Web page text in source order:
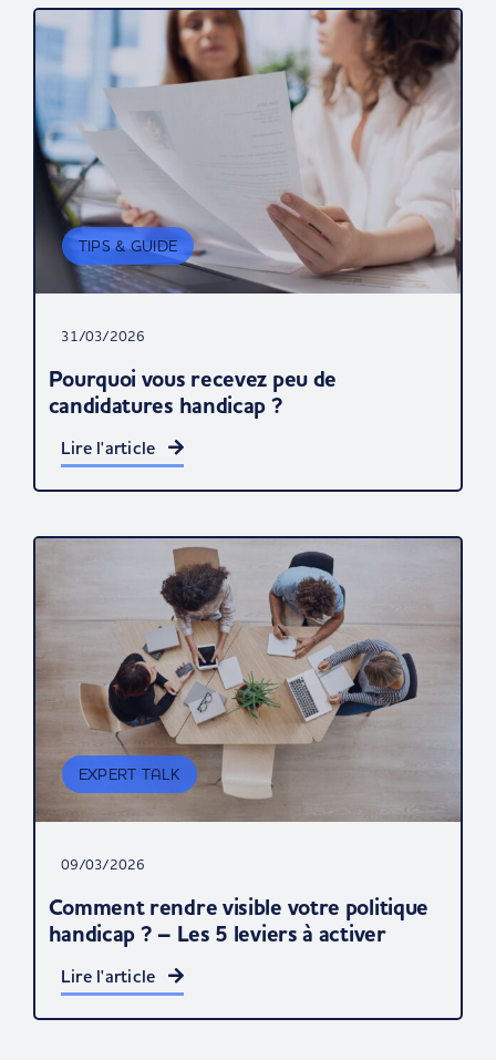
TIPS & GUIDE
31/03/2026
Pourquoi vous recevez peu de
candidatures handicap ?
Lire l'article
EXPERT TALK
09/03/2026
Comment rendre visible votre politique
handicap ? – Les 5 leviers à activer
Lire l'article